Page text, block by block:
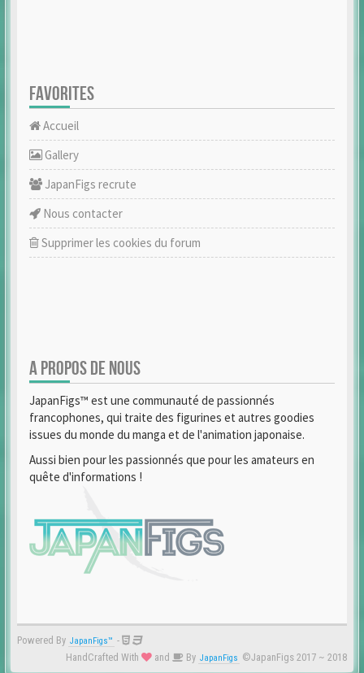
FAVORITES
Accueil
Gallery
JapanFigs recrute
Nous contacter
Supprimer les cookies du forum
A PROPOS DE NOUS
JapanFigs™ est une communauté de passionnés
francophones, qui traite des figurines et autres goodies
issues du monde du manga et de l'animation japonaise.
Aussi bien pour les passionnés que pour les amateurs en
quête d'informations !
Powered By JapanFigs™ -
HandCrafted With
and By JapanFigs ©JapanFigs 2017 ~ 2018